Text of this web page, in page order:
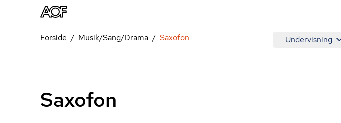
Undervisning
Forside Musik/Sang/Drama Saxofon
Saxofon